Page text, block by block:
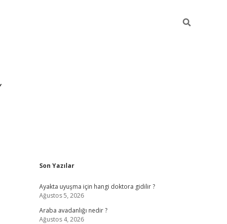
Sidebar
Son Yazılar
Ayakta uyuşma için hangi doktora gidilir ?
Ağustos 5, 2026
Araba avadanlığı nedir ?
Ağustos 4, 2026